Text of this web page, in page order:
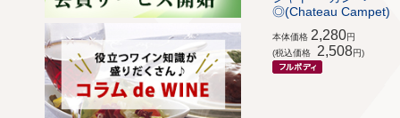
◎(Chateau Campet)
本体価格 2,280円
(税込価格
2,508円)